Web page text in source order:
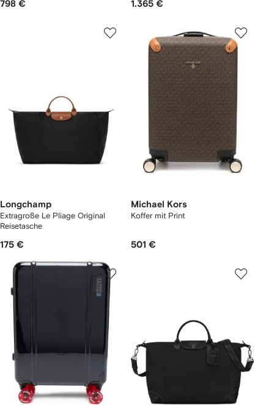
798 € 1.365 €
Longchamp
Extragroße Le Pliage Original
Reisetasche
175 €
Michael Kors
Koffer mit Print
501 €